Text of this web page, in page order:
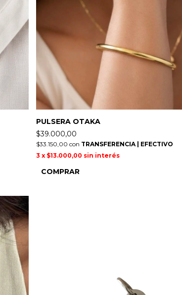
PULSERA OTAKA
$39.000,00
$33.150,00 con TRANSFERENCIA | EFECTIVO
3 x $13.000,00 sin interés
COMPRAR